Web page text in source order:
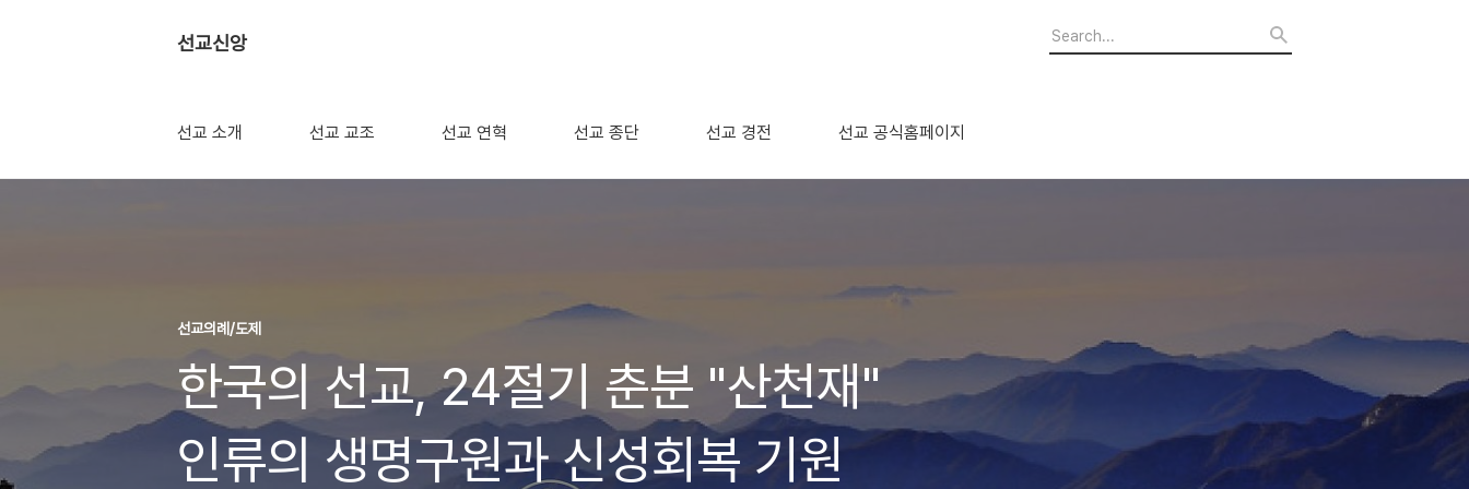
선교신앙
선교 소개 선교 교조 선교 연혁 선교 종단 선교 경전 선교 공식홈페이지
선교의례/도제
한국의 선교, 24절기 춘분 "산천재"
인류의 생명구원과 신성회복 기원